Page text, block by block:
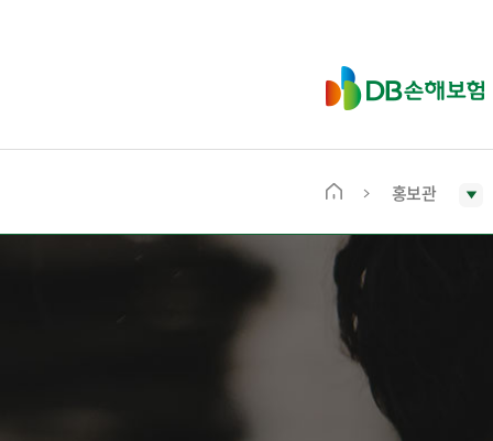
D
B
보
메
화
면
로
이
홍보관